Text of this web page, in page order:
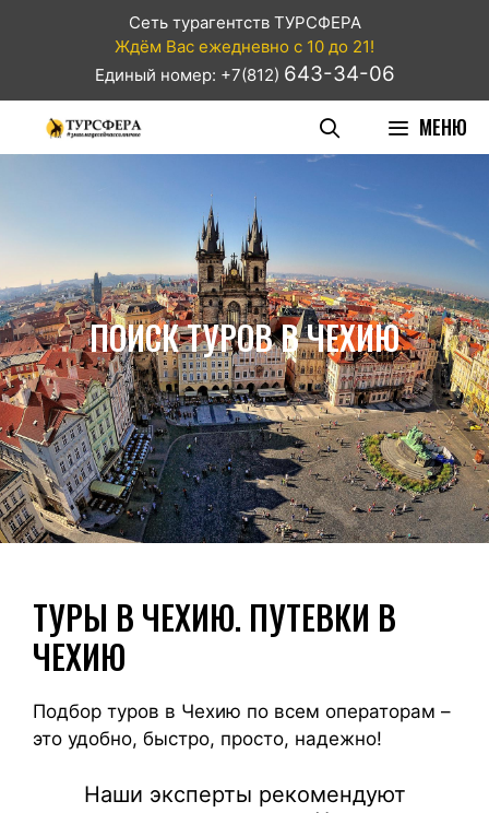
Сеть турагентств ТУРСФЕРА
Ждём Вас ежедневно с 10 до 21!
Единый номер: +7(812) 643-34-06
МЕНЮ
ПОИСК ТУРОВ В ЧЕХИЮ
ТУРЫ В ЧЕХИЮ. ПУТЕВКИ В
ЧЕХИЮ
Подбор туров в Чехию по всем операторам –
это удобно, быстро, просто, надежно!
Наши эксперты рекомендуют